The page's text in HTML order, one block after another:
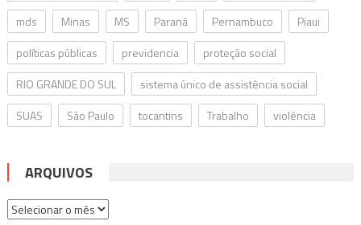
mds
Minas MS Paraná Pernambuco
Piaui
políticas públicas
previdencia
proteção social
RIO GRANDE DO SUL
sistema único de assistência social
SUAS
São Paulo tocantins Trabalho violência
ARQUIVOS
Arquivos